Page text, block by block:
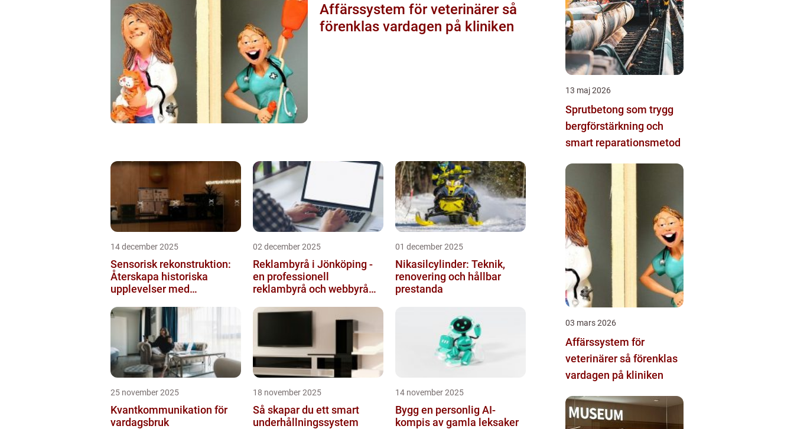
Affärssystem för veterinärer så
förenklas vardagen på kliniken
14 december 2025
Sensorisk rekonstruktion:
Återskapa historiska
upplevelser med
02 december 2025
Reklambyrå i Jönköping -
en professionell
reklambyrå och webbyrå
kommunikati...
01 december 2025
Nikasilcylinder: Teknik,
renovering och hållbar
prestanda
25 november 2025
Kvantkommunikation för
vardagsbruk
18 november 2025
Så skapar du ett smart
underhållningssystem
14 november 2025
Bygg en personlig AI-
kompis av gamla leksaker
13 maj 2026
Sprutbetong som trygg
bergförstärkning och
smart reparationsmetod
03 mars 2026
Affärssystem för
veterinärer så förenklas
vardagen på kliniken